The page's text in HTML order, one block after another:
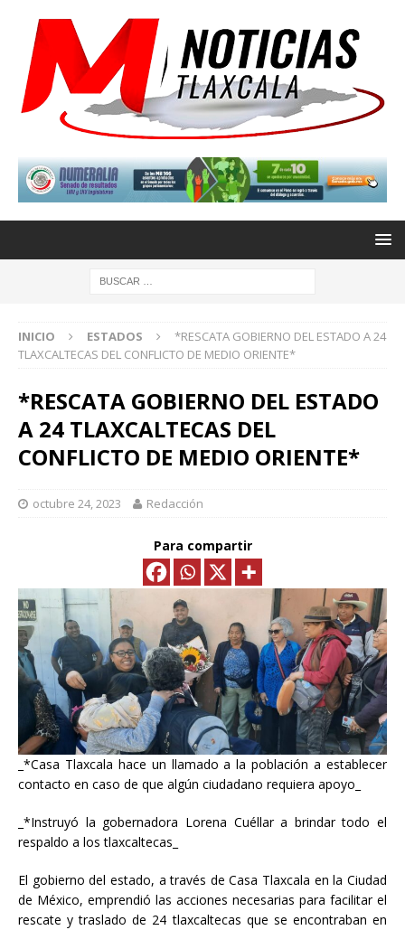
INICIO ESTADOS
*RESCATA GOBIERNO DEL ESTADO A 24
TLAXCALTECAS DEL CONFLICTO DE MEDIO ORIENTE*
*RESCATA GOBIERNO DEL ESTADO
A 24 TLAXCALTECAS DEL
CONFLICTO DE MEDIO ORIENTE*
octubre 24, 2023 Redacción
Para compartir
_*Casa Tlaxcala hace un llamado a la población a establecer
contacto en caso de que algún ciudadano requiera apoyo_
_*Instruyó la gobernadora Lorena Cuéllar a brindar todo el
respaldo a los tlaxcaltecas_
El gobierno del estado, a través de Casa Tlaxcala en la Ciudad
de México, emprendió las acciones necesarias para facilitar el
rescate y traslado de 24 tlaxcaltecas que se encontraban en